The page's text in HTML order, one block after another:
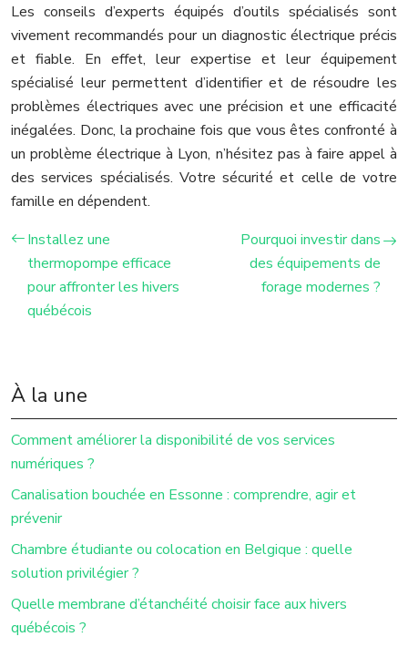
Les conseils d’experts équipés d’outils spécialisés sont
vivement recommandés pour un diagnostic électrique précis
et fiable. En effet, leur expertise et leur équipement
spécialisé leur permettent d’identifier et de résoudre les
problèmes électriques avec une précision et une efficacité
inégalées. Donc, la prochaine fois que vous êtes confronté à
un problème électrique à Lyon, n’hésitez pas à faire appel à
des services spécialisés. Votre sécurité et celle de votre
famille en dépendent.
Installez une
thermopompe efficace
pour affronter les hivers
québécois
Pourquoi investir dans
des équipements de
forage modernes ?
À la une
Comment améliorer la disponibilité de vos services
numériques ?
Canalisation bouchée en Essonne : comprendre, agir et
prévenir
Chambre étudiante ou colocation en Belgique : quelle
solution privilégier ?
Quelle membrane d’étanchéité choisir face aux hivers
québécois ?